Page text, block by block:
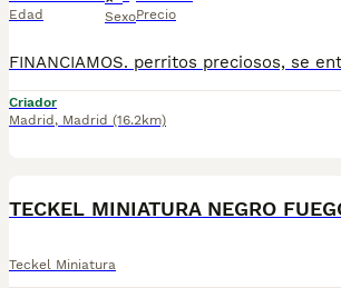
Edad SexoPrecio
Criador
Madrid , Madrid (16.2km)
TECKEL MINIATURA NEGRO
Teckel Miniatura